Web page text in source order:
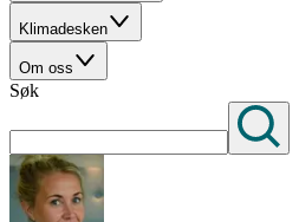
Klimadesken
Om oss
Søk